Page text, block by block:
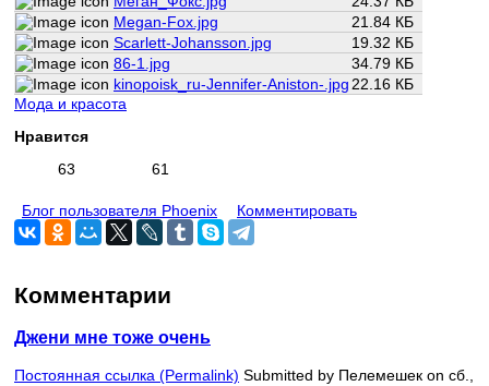
Megan-Fox.jpg
21.84 КБ
Scarlett-Johansson.jpg
19.32 КБ
86-1.jpg
34.79 КБ
kinopoisk_ru-Jennifer-Aniston-.jpg22.16 КБ
Мода и красота
Нравится
63
61
Блог пользователя Phoenix Комментировать
Комментарии
Джени мне тоже очень
Постоянная ссылка (Permalink) Submitted by Пелемешек on сб.,